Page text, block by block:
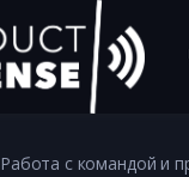
Работа с командой и